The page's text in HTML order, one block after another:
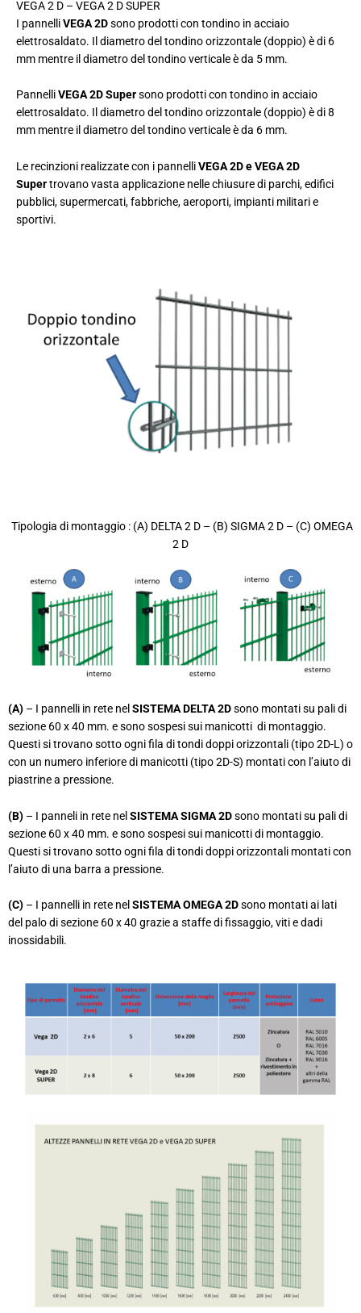
VEGA 2 D – VEGA 2 D SUPER
I pannelliVEGA 2Dsono prodotti con tondino in acciaio
elettrosaldato. Il diametro del tondino orizzontale (doppio) è di 6
mm mentre il diametro del tondino verticale è da 5 mm.
PannelliVEGA 2D Supersono prodotti con tondino in acciaio
elettrosaldato. Il diametro del tondino orizzontale (doppio) è di 8
mm mentre il diametro del tondino verticale è da 6 mm.
Le recinzioni realizzate con i pannelliVEGA 2D e VEGA 2D
Supertrovano vasta applicazione nelle chiusure di parchi, edifici
pubblici, supermercati, fabbriche, aeroporti, impianti militari e
sportivi.
Tipologia di montaggio : (A) DELTA 2 D – (B) SIGMA 2 D – (C) OMEGA
2 D
(A) – I pannelli in rete nel SISTEMA DELTA 2Dsono montati su pali di
sezione 60 x 40 mm. e sono sospesi sui manicotti di montaggio.
Questi si trovano sotto ogni fila di tondi doppi orizzontali (tipo 2D-L) o
con un numero inferiore di manicotti (tipo 2D-S) montati con l’aiuto di
piastrine a pressione.
(B) – I panneli in rete nel SISTEMA SIGMA 2Dsono montati su pali di
sezione 60 x 40 mm. e sono sospesi sui manicotti di montaggio.
Questi si trovano sotto ogni fila di tondi doppi orizzontali montati con
l’aiuto di una barra a pressione.
(C) – I pannelli in rete nel SISTEMA OMEGA 2Dsono montati ai lati
del palo di sezione 60 x 40 grazie a staffe di fissaggio, viti e dadi
inossidabili.